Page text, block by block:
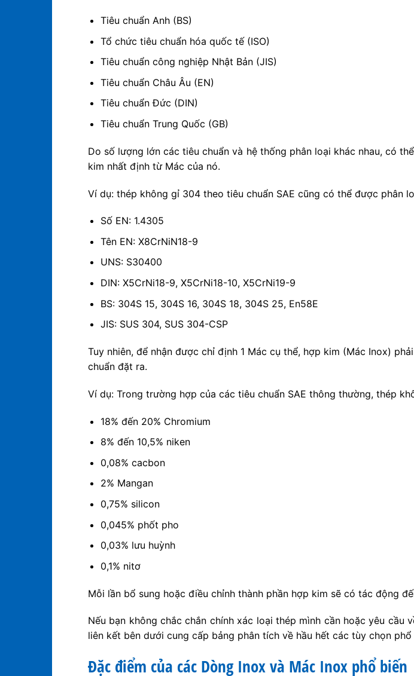
Tiêu chuẩn Anh (BS)
Tổ chức tiêu chuẩn hóa quốc tế (ISO)
Tiêu chuẩn công nghiệp Nhật Bản (JIS)
Tiêu chuẩn Châu Âu (EN)
Tiêu chuẩn Đức (DIN)
Tiêu chuẩn Trung Quốc (GB)
Do số lượng lớn các tiêu chuẩn và hệ thống phân loại khác nhau, có
kim nhất định từ Mác của nó.
Ví dụ: thép không gỉ 304 theo tiêu chuẩn SAE cũng có thể được phân
Số EN: 1.4305
Tên EN: X8CrNiN18-9
UNS: S30400
DIN: X5CrNi18-9, X5CrNi18-10, X5CrNi19-9
BS: 304S 15, 304S 16, 304S 18, 304S 25, En58E
JIS: SUS 304, SUS 304-CSP
Tuy nhiên, để nhận được chỉ định 1 Mác cụ thể, hợp kim (Mác Inox)
chuẩn đặt ra.
Ví dụ: Trong trường hợp của các tiêu chuẩn SAE thông thường, thép
18% đến 20% Chromium
8% đến 10,5% niken
0,08% cacbon
2% Mangan
0,75% silicon
0,045% phốt pho
0,03% lưu huỳnh
0,1% nitơ
Mỗi lần bổ sung hoặc điều chỉnh thành phần hợp kim sẽ có tác động
Nếu bạn không chắc chắn chính xác loại thép mình cần hoặc yêu
liên kết bên dưới cung cấp bảng phân tích về hầu hết các tùy chọn phổ
Đặc điểm của các Dòng Inox và Mác Inox phổ biến